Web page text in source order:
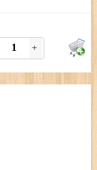
хватком) - 20 см,
+